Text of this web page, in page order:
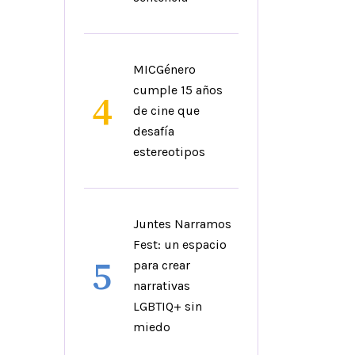
4
MICGénero
cumple 15 años
de cine que
desafía
estereotipos
5
Juntes Narramos
Fest: un espacio
para crear
narrativas
LGBTIQ+ sin
miedo